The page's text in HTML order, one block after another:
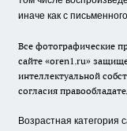
иначе как с
Все фотографические
сайте «oren1.ru»
интеллектуальной
согласия
Возрастная категория